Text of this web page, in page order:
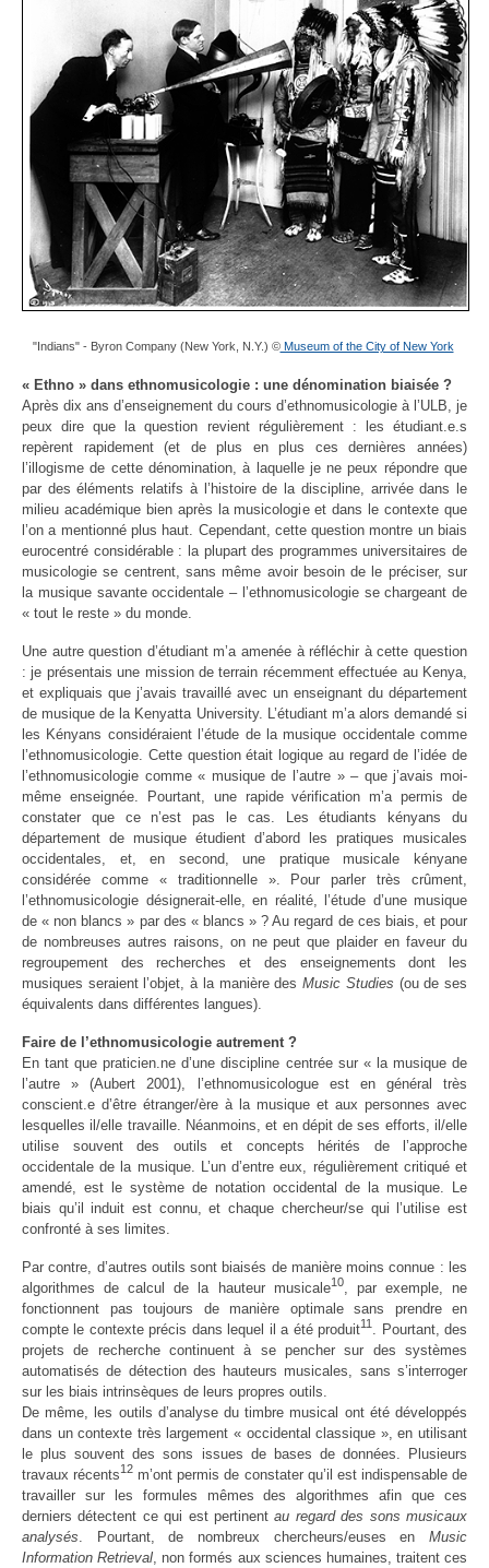
"Indians" - Byron Company (New York, N.Y.) ©Museum of the City of New York
« Ethno » dans ethnomusicologie : une dénomination biaisée ?
Après dix ans d’enseignement du cours d’ethnomusicologie à l’ULB, je
peux dire que la question revient régulièrement : les étudiant.e.s
repèrent rapidement (et de plus en plus ces dernières années)
l’illogisme de cette dénomination, à laquelle je ne peux répondre que
par des éléments relatifs à l’histoire de la discipline, arrivée dans le
milieu académique bien après la musicologie et dans le contexte que
l’on a mentionné plus haut. Cependant, cette question montre un biais
eurocentré considérable : la plupart des programmes universitaires de
musicologie se centrent, sans même avoir besoin de le préciser, sur
la musique savante occidentale – l’ethnomusicologie se chargeant de
« tout le reste » du monde.
Une autre question d’étudiant m’a amenée à réfléchir à cette question
: je présentais une mission de terrain récemment effectuée au Kenya,
et expliquais que j’avais travaillé avec un enseignant du département
de musique de la Kenyatta University. L’étudiant m’a alors demandé si
les Kényans considéraient l’étude de la musique occidentale comme
l’ethnomusicologie. Cette question était logique au regard de l’idée de
l’ethnomusicologie comme « musique de l’autre » – que j’avais moi-
même enseignée. Pourtant, une rapide vérification m’a permis de
constater que ce n’est pas le cas. Les étudiants kényans du
département de musique étudient d’abord les pratiques musicales
occidentales, et, en second, une pratique musicale kényane
considérée comme « traditionnelle ». Pour parler très crûment,
l’ethnomusicologie désignerait-elle, en réalité, l’étude d’une musique
de « non blancs » par des « blancs » ? Au regard de ces biais, et pour
de nombreuses autres raisons, on ne peut que plaider en faveur du
regroupement des recherches et des enseignements dont les
musiques seraient l’objet, à la manière desMusic Studies (ou de ses
équivalents dans différentes langues).
Faire de l’ethnomusicologie autrement ?
En tant que praticien.ne d’une discipline centrée sur « la musique de
l’autre » (Aubert 2001), l’ethnomusicologue est en général très
conscient.e d’être étranger/ère à la musique et aux personnes avec
lesquelles il/elle travaille. Néanmoins, et en dépit de ses efforts, il/elle
utilise souvent des outils et concepts hérités de l’approche
occidentale de la musique. L’un d’entre eux, régulièrement critiqué et
amendé, est le système de notation occidental de la musique. Le
biais qu’il induit est connu, et chaque chercheur/se qui l’utilise est
confronté à ses limites.
Par contre, d’autres outils sont biaisés de manière moins connue : les
algorithmes de calcul de la hauteur musicale10, par exemple, ne
fonctionnent pas toujours de manière optimale sans prendre en
compte le contexte précis dans lequel il a été produit11
. Pourtant, des
projets de recherche continuent à se pencher sur des systèmes
automatisés de détection des hauteurs musicales, sans s’interroger
sur les biais intrinsèques de leurs propres outils.
De même, les outils d’analyse du timbre musical ont été développés
dans un contexte très largement « occidental classique », en utilisant
le plus souvent des sons issues de bases de données. Plusieurs
travaux récents12 m’ont permis de constater qu’il est indispensable de
travailler sur les formules mêmes des algorithmes afin que ces
derniers détectent ce qui est pertinentau regard des sons musicaux
analysés . Pourtant, de nombreux chercheurs/euses en Music
Information Retrieval , non formés aux sciences humaines, traitent ces